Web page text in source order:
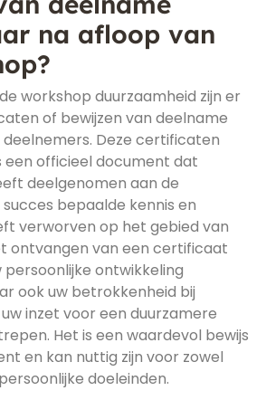
na afloop van
workshop duurzaamheid zijn er
of bewijzen van deelname
Deze certificaten
een officieel document dat
deelgenomen aan de
bepaalde kennis en
verworven op het gebied van
ontvangen van een certificaat
persoonlijke ontwikkeling
ook uw betrokkenheid bij
inzet voor een duurzamere
Het is een waardevol bewijs
en kan nuttig zijn voor zowel
doeleinden.